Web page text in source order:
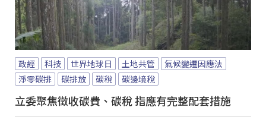
政經 科技 世界地球日 土地共管
氣候變遷因應法
淨零碳排
碳排放 碳稅 碳邊境稅
立委聚焦徵收碳費、碳稅 指應有完整配套措施